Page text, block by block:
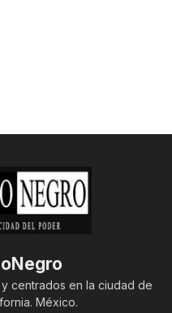
centrados en la ciudad de
México.